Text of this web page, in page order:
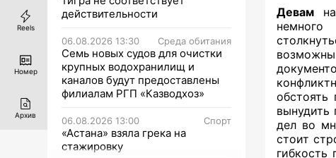
действительности
06.08.2026 13:30 Среда обитания
Семь новых судов для очистки
крупных водохранилищ и
каналов будут предоставлены
филиалам РГП «Казводхоз»
06.08.2026 13:00 Спорт
«Астана» взяла грека на
стажировку
Девамна
обстоять
вынудить
дел во
стоит
Reels
Номер
Архив